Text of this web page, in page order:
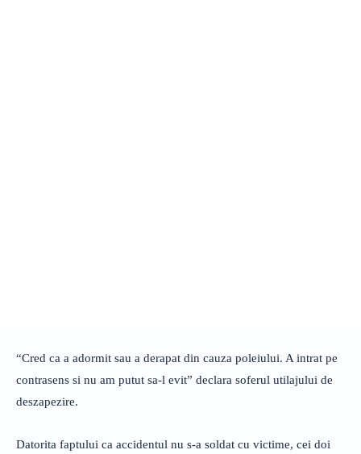
“Cred ca a adormit sau a derapat din cauza poleiului. A intrat pe
contrasens si nu am putut sa-l evit” declara soferul utilajului de
deszapezire.
Datorita faptului ca accidentul nu s-a soldat cu victime, cei doi